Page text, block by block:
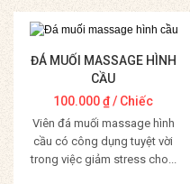
ĐÁ MUỐI MASSAGE HÌNH
CẦU
100.000₫/ Chiếc
Viên đá muối massage hình
cầu có công dụng tuyệt vời
trong việc giảm stress cho...